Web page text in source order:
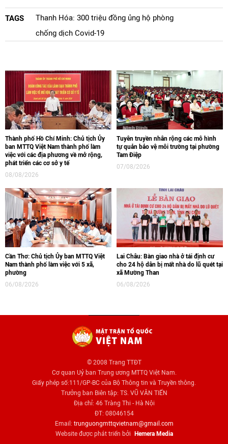
TAGS
Thanh Hóa: 300 triệu đồng ủng hộ phòng
chống dịch Covid-19
Thành phố Hồ Chí Minh: Chủ tịch Ủy
ban MTTQ Việt Nam thành phố làm
việc với các địa phương về mở rộng,
phát triển các cơ sở y tế
08/08/2026
Tuyên truyền nhân rộng các mô hình
tự quản bảo vệ môi trường tại phường
Tam Điệp
07/08/2026
Cần Thơ: Chủ tịch Ủy ban MTTQ Việt
Nam thành phố làm việc với 5 xã,
phường
06/08/2026
Lai Châu: Bàn giao nhà ở tái định cư
cho 24 hộ dân bị mất nhà do lũ quét tại
xã Mường Than
06/08/2026
© 2008 Trang TTĐT
Cơ quan Uỷ ban Trung ương MTTQ Việt Nam.
Giấy phép số:111/GP-BC của Bộ Thông tin và Truyền thông.
Trưởng ban Biên tập: TS. VŨ VĂN TIẾN
Địa chỉ: 46 Tràng Thi - Hà Nội
ĐT: 08046154
Email: trunguongmttqvietnam@gmail.com
Website được phát triển bởi Hemera Media